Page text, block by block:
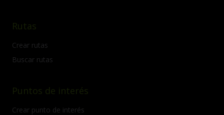
Rutas
Crear rutas
Buscar rutas
Puntos de interés
Crear punto de interés